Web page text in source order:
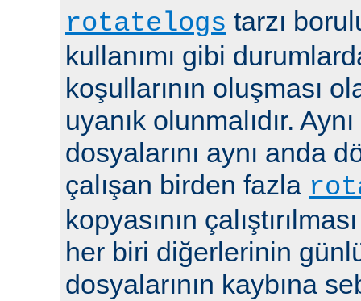
rotatelogs tarzı
kullanımı gibi
koşullarının oluşması
uyanık olunmalıdır.
dosyalarını aynı anda
çalışan birden fazla
kopyasının
her biri diğerlerinin
dosyalarının kaybına